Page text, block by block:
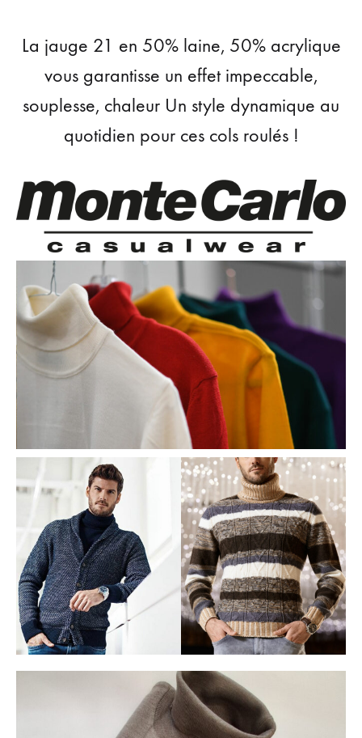
La jauge 21 en 50% laine, 50% acrylique
vous garantisse un effet impeccable,
souplesse, chaleur Un style dynamique au
quotidien pour ces cols roulés !